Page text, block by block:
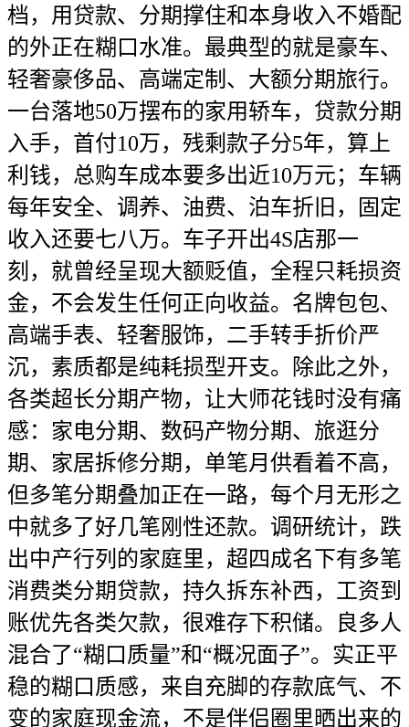
档，用贷款、分期撑住和本身收入不婚配
的外正在糊口水准。最典型的就是豪车、
轻奢豪侈品、高端定制、大额分期旅行。
一台落地50万摆布的家用轿车，贷款分期
入手，首付10万，残剩款子分5年，算上
利钱，总购车成本要多出近10万元；车辆
每年安全、调养、油费、泊车折旧，固定
收入还要七八万。车子开出4S店那一
刻，就曾经呈现大额贬值，全程只耗损资
金，不会发生任何正向收益。名牌包包、
高端手表、轻奢服饰，二手转手折价严
沉，素质都是纯耗损型开支。除此之外，
各类超长分期产物，让大师花钱时没有痛
感：家电分期、数码产物分期、旅逛分
期、家居拆修分期，单笔月供看着不高，
但多笔分期叠加正在一路，每个月无形之
中就多了好几笔刚性还款。调研统计，跌
出中产行列的家庭里，超四成名下有多笔
消费类分期贷款，持久拆东补西，工资到
账优先各类欠款，很难存下积储。良多人
混合了“糊口质量”和“概况面子”。实正平
稳的糊口质感，来自充脚的存款底气、不
变的家庭现金流，不是伴侣圈里晒出来的